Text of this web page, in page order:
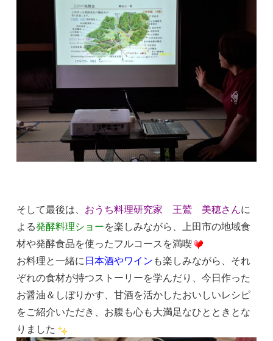
そして最後は、 おうち料理研究家 王鷲 美穂さんに
よる発酵料理ショーを楽しみながら、上田市の地域食
材や発酵食品を使ったフルコースを満喫
お料理と一緒に 日本酒やワイン も楽しみながら、それ
ぞれの食材が持つストーリーを学んだり、今日作った
お醤油＆しぼりかす、甘酒を活かしたおいしいレシピ
をご紹介いただき、お腹も心も大満足なひとときとな
りました